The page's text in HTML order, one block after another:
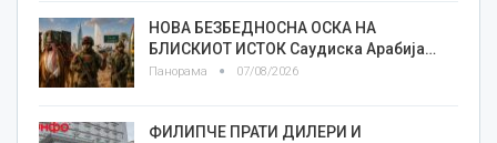
НОВА БЕЗБЕДНОСНА ОСКА НА
БЛИСКИОТ ИСТОК Саудиска Арабија…
Панорама 07/08/2026
ФИЛИПЧЕ ПРАТИ ДИЛЕРИ И